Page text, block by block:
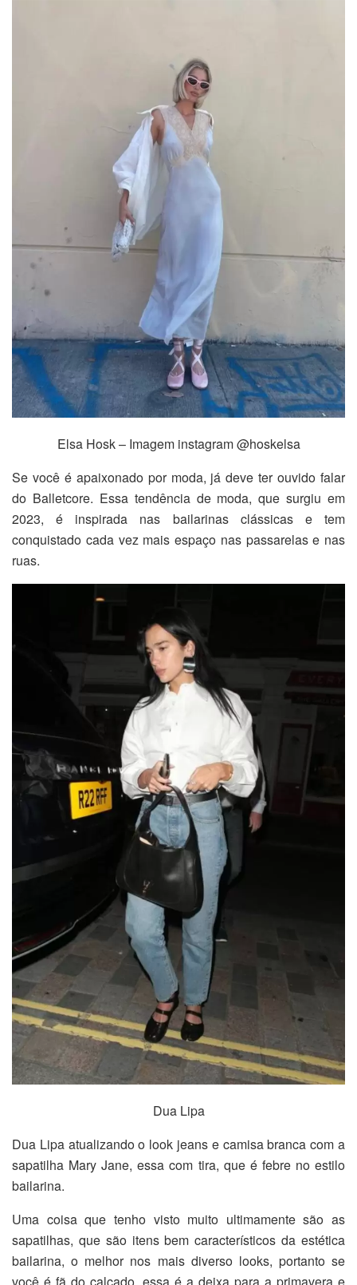
Elsa Hosk – Imagem instagram @hoskelsa
Se você é apaixonado por moda, já deve ter ouvido falar
do Balletcore. Essa tendência de moda, que surgiu em
2023, é inspirada nas bailarinas clássicas e tem
conquistado cada vez mais espaço nas passarelas e nas
ruas.
Dua Lipa
Dua Lipa atualizando o look jeans e camisa branca com a
sapatilha Mary Jane, essa com tira, que é febre no estilo
bailarina.
Uma coisa que tenho visto muito ultimamente são as
sapatilhas, que são itens bem característicos da estética
bailarina, o melhor nos mais diverso looks, portanto se
você é fã do calçado, essa é a deixa para a primavera e